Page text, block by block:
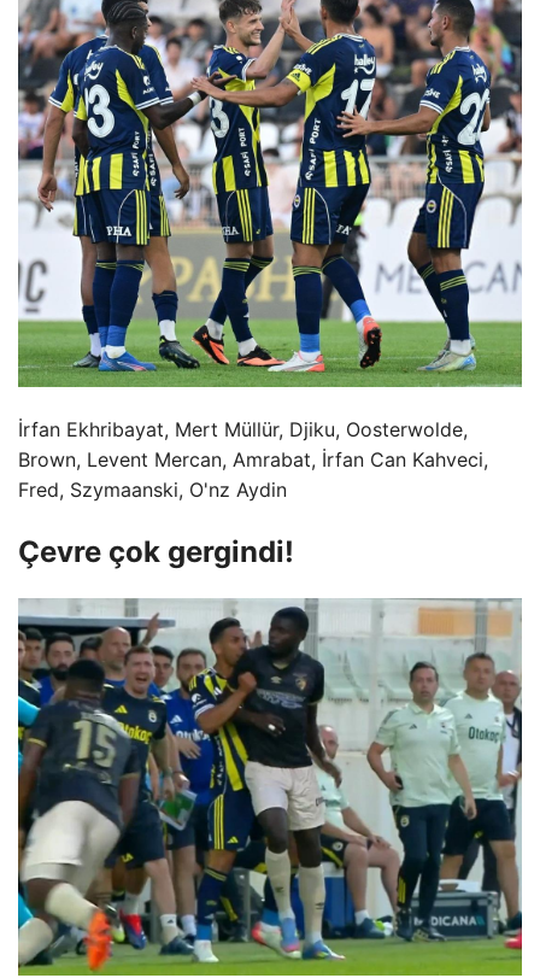
İrfan Ekhribayat, Mert Müllür, Djiku, Oosterwolde,
Brown, Levent Mercan, Amrabat, İrfan Can Kahveci,
Fred, Szymaanski, O'nz Aydin
Çevre çok gergindi!